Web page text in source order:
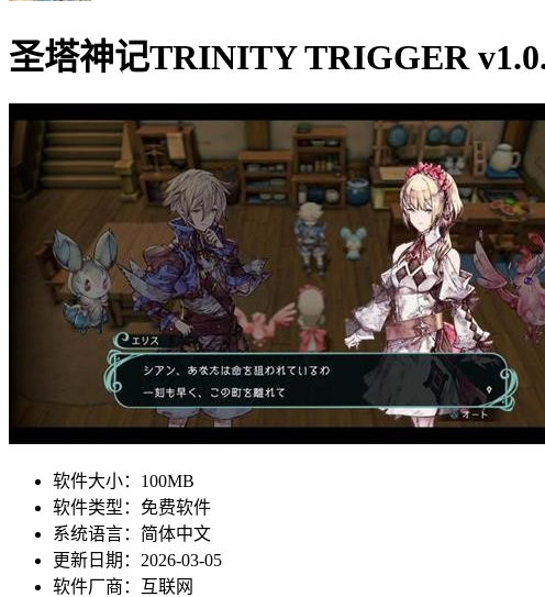
圣塔神记TRINITY TRIGGER
软件大小： 100MB
软件类型： 免费软件
系统语言： 简体中文
更新日期： 2026-03-05
软件厂商： 互联网